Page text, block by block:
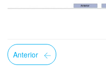
Anterior